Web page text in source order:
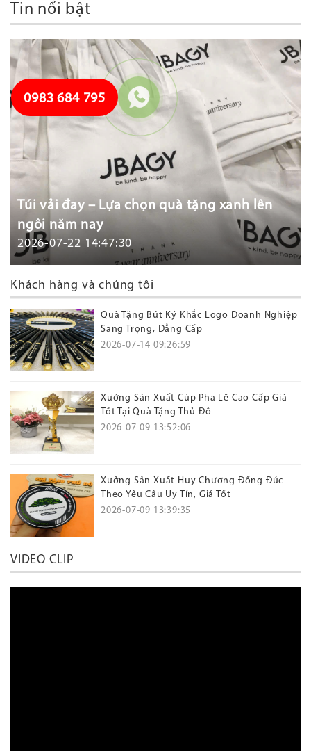
Tin nổi bật
Túi vải đay – Lựa chọn quà tặng xanh lên
ngôi năm nay
2026-07-22 14:47:30
Khách hàng và chúng tôi
Quà Tặng Bút Ký Khắc Logo Doanh Nghiệp
Sang Trọng, Đẳng Cấp
2026-07-14 09:26:59
Xưởng Sản Xuất Cúp Pha Lê Cao Cấp Giá
Tốt Tại Quà Tặng Thủ Đô
2026-07-09 13:52:06
Xưởng Sản Xuất Huy Chương Đồng Đúc
Theo Yêu Cầu Uy Tín, Giá Tốt
2026-07-09 13:39:35
VIDEO CLIP
0983 684 795